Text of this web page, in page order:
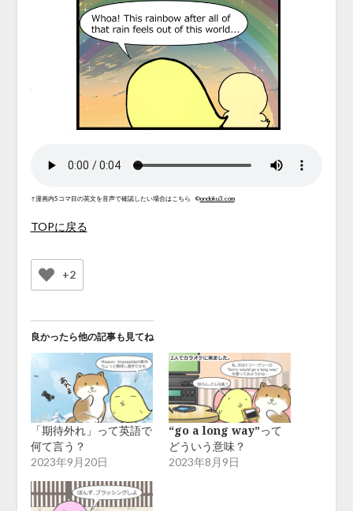
↑漫画内5コマ目の英文を音声で確認したい場合はこちら ©ondoku3.com
TOPに戻る
+2
良かったら他の記事も見てね
「期待外れ」って英語で
何て言う？
2023年9月20日
“go a long way”って
どういう意味？
2023年8月9日